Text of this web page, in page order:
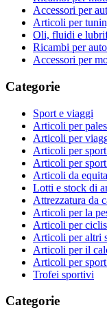
Accessori per
Articoli per
Oli, fluidi e
Ricambi per auto
Accessori per
Categorie
Sport e viaggi
Articoli per
Articoli per
Articoli per
Articoli per
Articoli da
Lotti e stock di
Attrezzatura da
Articoli per la
Articoli per
Articoli per altri
Articoli per il
Articoli per
Trofei sportivi
Categorie